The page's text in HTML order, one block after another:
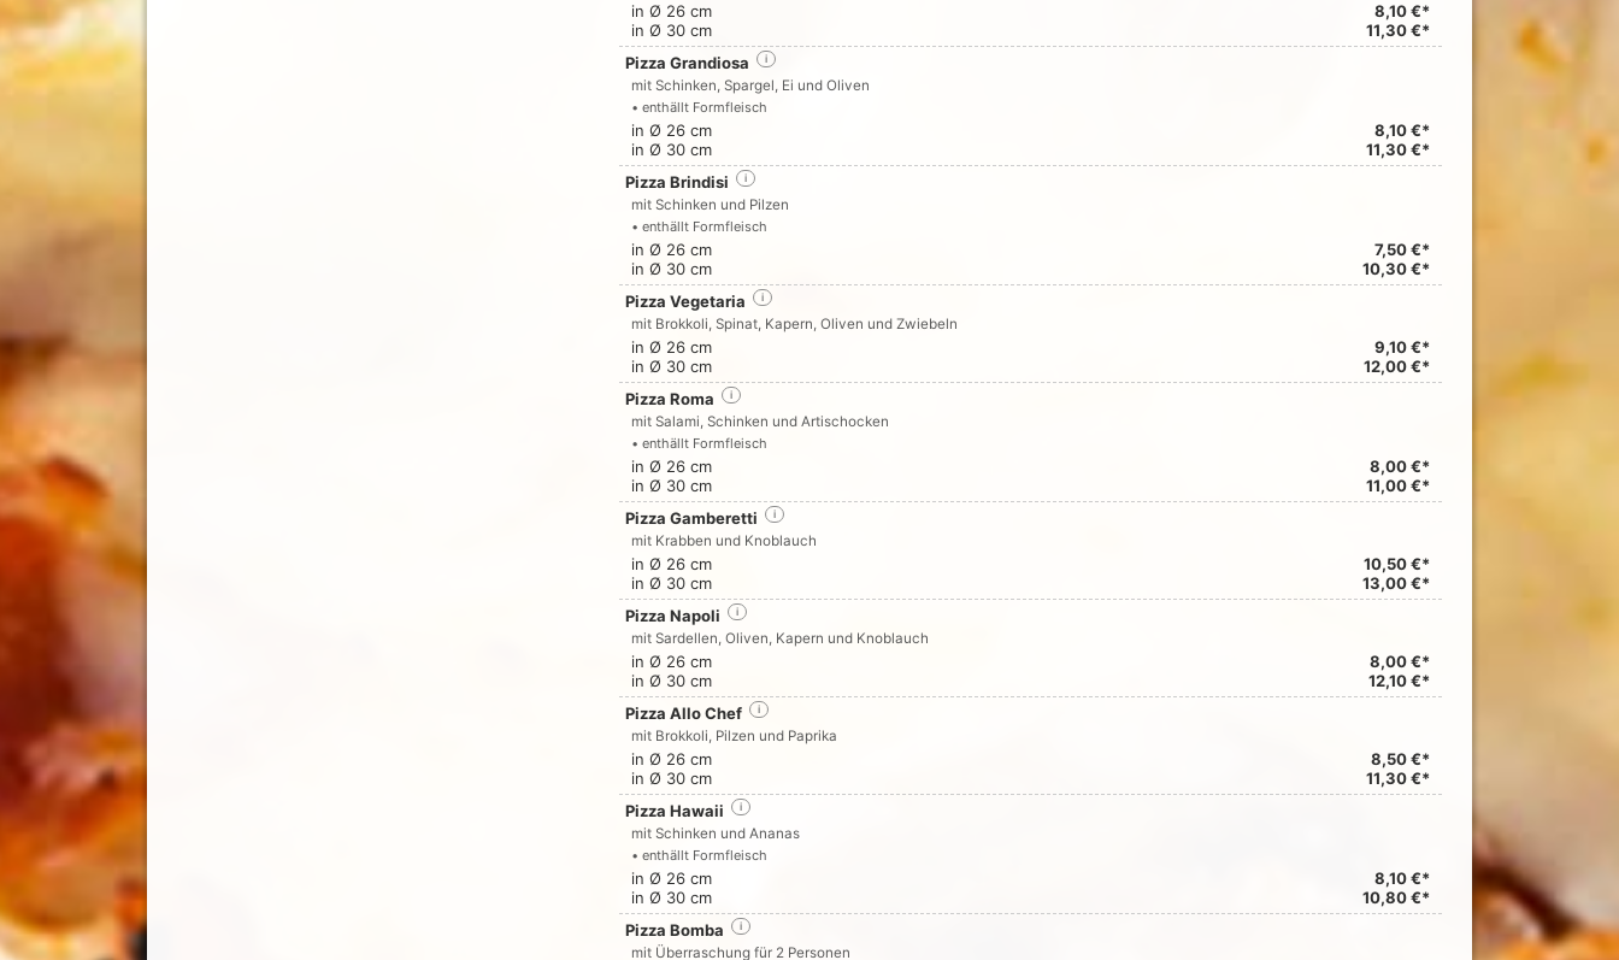
in Ø 26 cm
8,10 €*
in Ø 30 cm
11,30 €*
Pizza Grandiosa
i
mit Schinken, Spargel, Ei und Oliven
• enthällt Formfleisch
in Ø 26 cm
8,10 €*
in Ø 30 cm
11,30 €*
Pizza Brindisi
i
mit Schinken und Pilzen
• enthällt Formfleisch
in Ø 26 cm
7,50 €*
in Ø 30 cm
10,30 €*
Pizza Vegetaria
i
mit Brokkoli, Spinat, Kapern, Oliven und Zwiebeln
in Ø 26 cm
9,10 €*
in Ø 30 cm
12,00 €*
Pizza Roma
i
mit Salami, Schinken und Artischocken
• enthällt Formfleisch
in Ø 26 cm
8,00 €*
in Ø 30 cm
11,00 €*
Pizza Gamberetti
i
mit Krabben und Knoblauch
in Ø 26 cm
10,50 €*
in Ø 30 cm
13,00 €*
Pizza Napoli
i
mit Sardellen, Oliven, Kapern und Knoblauch
in Ø 26 cm
8,00 €*
in Ø 30 cm
12,10 €*
Pizza Allo Chef
i
mit Brokkoli, Pilzen und Paprika
in Ø 26 cm
8,50 €*
in Ø 30 cm
11,30 €*
Pizza Hawaii
i
mit Schinken und Ananas
• enthällt Formfleisch
in Ø 26 cm
8,10 €*
in Ø 30 cm
10,80 €*
Pizza Bomba
i
mit Überraschung für 2 Personen